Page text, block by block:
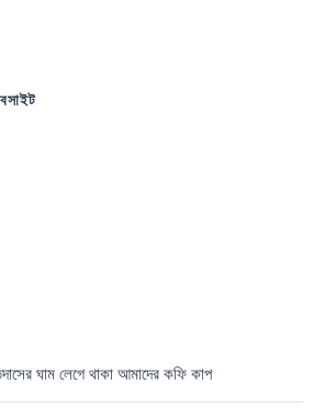
ঘাম লেগে থাকা আমাদের কফি কাপ